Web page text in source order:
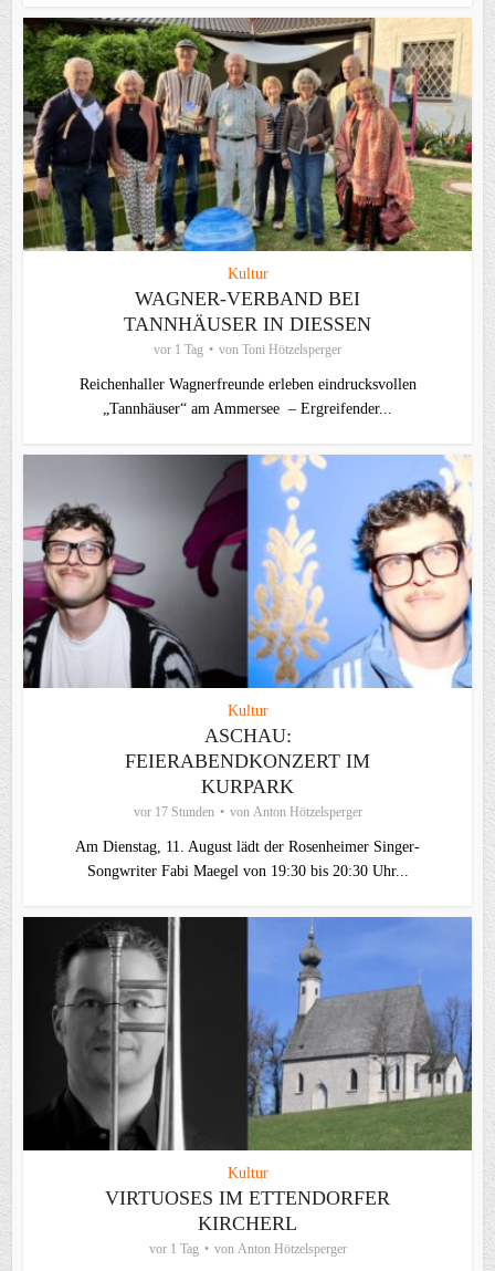
Kultur
WAGNER-VERBAND BEI
TANNHÄUSER IN DIESSEN
vor 1 Tag von Toni Hötzelsperger
Reichenhaller Wagnerfreunde erleben eindrucksvollen
„Tannhäuser“ am Ammersee – Ergreifender...
Kultur
ASCHAU:
FEIERABENDKONZERT IM
KURPARK
vor 17 Stunden von Anton Hötzelsperger
Am Dienstag, 11. August lädt der Rosenheimer Singer-
Songwriter Fabi Maegel von 19:30 bis 20:30 Uhr...
Kultur
VIRTUOSES IM ETTENDORFER
KIRCHERL
vor 1 Tag von Anton Hötzelsperger